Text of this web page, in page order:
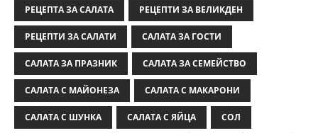
РЕЦЕПТА ЗА САЛАТА РЕЦЕПТИ ЗА ВЕЛИКДЕН
РЕЦЕПТИ ЗА САЛАТИ САЛАТА ЗА ГОСТИ
САЛАТА ЗА ПРАЗНИК САЛАТА ЗА СЕМЕЙСТВО
САЛАТА С МАЙОНЕЗА САЛАТА С МАКАРОНИ
САЛАТА С ШУНКА САЛАТА С ЯЙЦА СОЛ